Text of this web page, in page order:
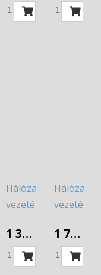
5fm
2x1
3m
Hálózati
vezeték
3x1,5
3m
1 381 Ft
Hálózati
vezeték
3x1,5
5m
1 757 Ft